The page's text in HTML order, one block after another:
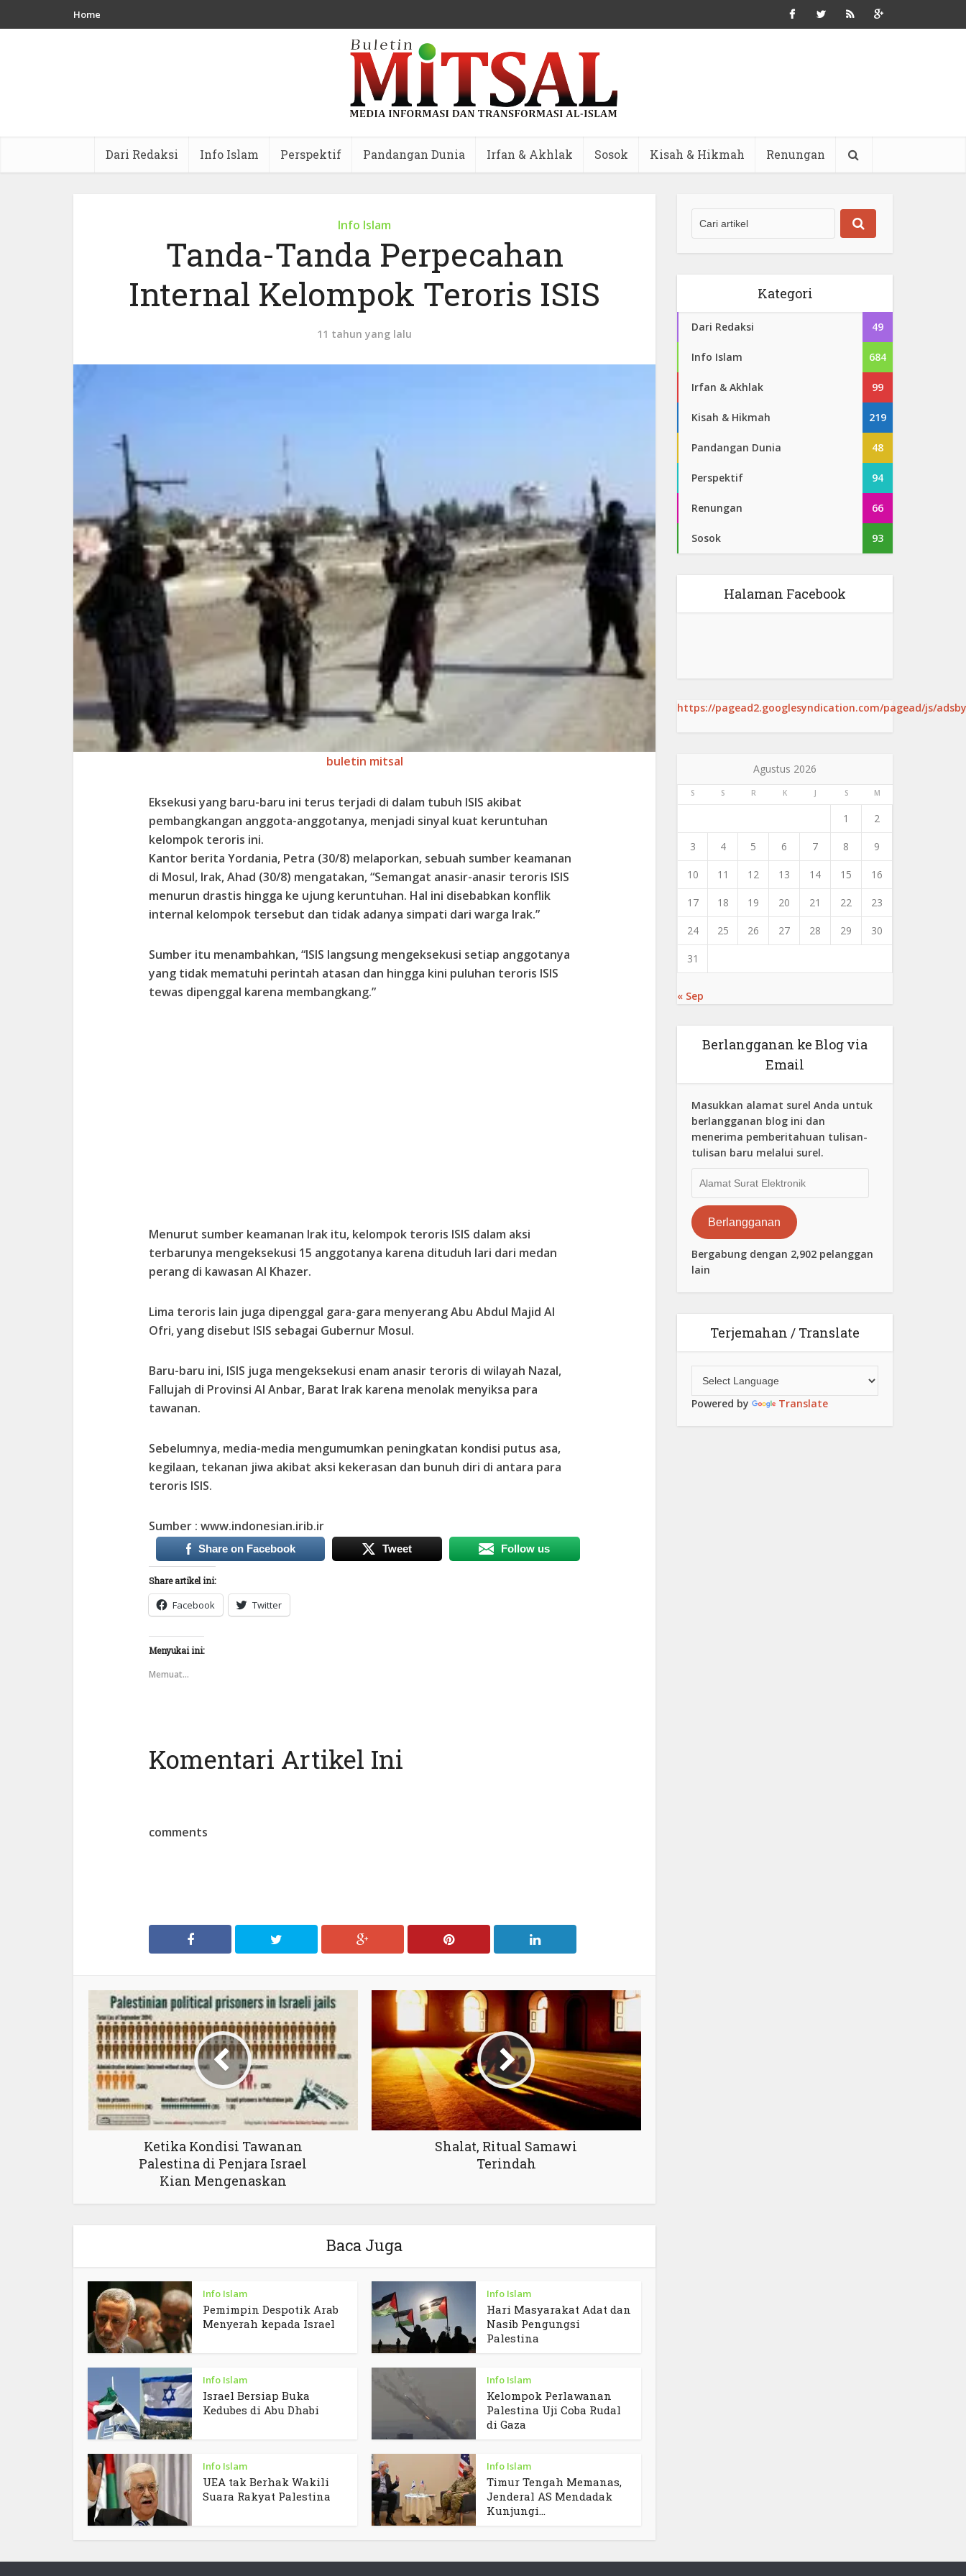
Home
Dari Redaksi Info Islam Perspektif Pandangan Dunia Irfan & Akhlak Sosok Kisah & Hikmah Renungan
Info Islam
Tanda-Tanda Perpecahan
Internal Kelompok Teroris ISIS
11 tahun yang lalu
buletin mitsal
Eksekusi yang baru-baru ini terus terjadi di dalam tubuh ISIS akibat
pembangkangan anggota-anggotanya, menjadi sinyal kuat keruntuhan
kelompok teroris ini.
Kantor berita Yordania, Petra (30/8) melaporkan, sebuah sumber keamanan
di Mosul, Irak, Ahad (30/8) mengatakan, “Semangat anasir-anasir teroris ISIS
menurun drastis hingga ke ujung keruntuhan. Hal ini disebabkan konflik
internal kelompok tersebut dan tidak adanya simpati dari warga Irak.”
Sumber itu menambahkan, “ISIS langsung mengeksekusi setiap anggotanya
yang tidak mematuhi perintah atasan dan hingga kini puluhan teroris ISIS
tewas dipenggal karena membangkang.”
Menurut sumber keamanan Irak itu, kelompok teroris ISIS dalam aksi
terbarunya mengeksekusi 15 anggotanya karena dituduh lari dari medan
perang di kawasan Al Khazer.
Lima teroris lain juga dipenggal gara-gara menyerang Abu Abdul Majid Al
Ofri, yang disebut ISIS sebagai Gubernur Mosul.
Baru-baru ini, ISIS juga mengeksekusi enam anasir teroris di wilayah Nazal,
Fallujah di Provinsi Al Anbar, Barat Irak karena menolak menyiksa para
tawanan.
Sebelumnya, media-media mengumumkan peningkatan kondisi putus asa,
kegilaan, tekanan jiwa akibat aksi kekerasan dan bunuh diri di antara para
teroris ISIS.
Sumber : www.indonesian.irib.ir
Share on Facebook Tweet Follow us
Share artikel ini:
Facebook Twitter
Menyukai ini:
Memuat...
Komentari Artikel Ini
comments
Ketika Kondisi Tawanan
Palestina di Penjara Israel
Kian Mengenaskan
Shalat, Ritual Samawi
Terindah
Baca Juga
Info Islam
Pemimpin Despotik Arab
Menyerah kepada Israel
Info Islam
Hari Masyarakat Adat dan
Nasib Pengungsi
Palestina
Info Islam
Israel Bersiap Buka
Kedubes di Abu Dhabi
Info Islam
Kelompok Perlawanan
Palestina Uji Coba Rudal
di Gaza
Info Islam
UEA tak Berhak Wakili
Suara Rakyat Palestina
Info Islam
Timur Tengah Memanas,
Jenderal AS Mendadak
Kunjungi...
Kategori
Dari Redaksi 49
Info Islam 684
Irfan & Akhlak 99
Kisah & Hikmah 219
Pandangan Dunia 48
Perspektif 94
Renungan 66
Sosok 93
Halaman Facebook
https://pagead2.googlesyndication.com/pagead/js/
Agustus 2026
S S R K J S M
1 2
3 4 5 6 7 8 9
10 11 12 13 14 15 16
17 18 19 20 21 22 23
24 25 26 27 28 29 30
31
« Sep
Berlangganan ke Blog via
Email
Masukkan alamat surel Anda untuk
berlangganan blog ini dan
menerima pemberitahuan tulisan-
tulisan baru melalui surel.
Surat
Elektronik
Berlangganan
Bergabung dengan 2,902 pelanggan
lain
Terjemahan / Translate
Powered by Translate